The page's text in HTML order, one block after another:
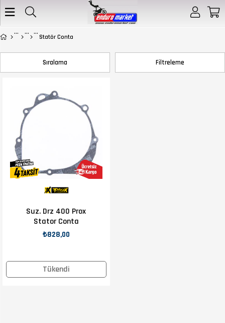
Statör Conta
Filtreleme
Sıralama
Tükendi
Suz. Drz 400 Prox
Stator Conta
₺828,00